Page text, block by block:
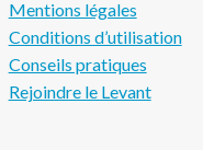
Mentions légales
Conditions d’utilisation
Conseils pratiques
Rejoindre le Levant